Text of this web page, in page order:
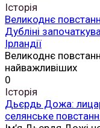
Історія
Великоднє
Дубліні
Ірландії
Великоднє
найважливіших
0
Історія
Дьєрдь Дожа:
селянське